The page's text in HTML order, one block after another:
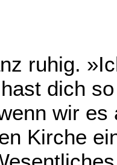
ruhig.
dich
wir
Kirche